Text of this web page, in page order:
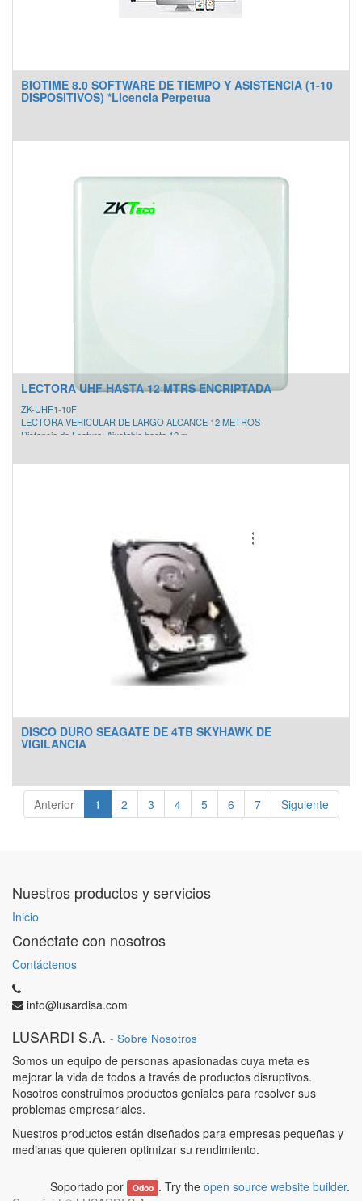
BIOTIME 8.0 SOFTWARE DE TIEMPO Y ASISTENCIA (1-10
DISPOSITIVOS) *Licencia Perpetua
LECTORA UHF HASTA 12 MTRS ENCRIPTADA
ZK-UHF1-10F
LECTORA VEHICULAR DE LARGO ALCANCE 12 METROS
Distancia de Lectura: Ajustable hasta 12 m
DISCO DURO SEAGATE DE 4TB SKYHAWK DE
VIGILANCIA
Anterior 1 2 3 4 5 6 7 Siguiente
Nuestros productos y servicios
Inicio
Conéctate con nosotros
Contáctenos
info@lusardisa.com
LUSARDI S.A. - Sobre Nosotros
Somos un equipo de personas apasionadas cuya meta es
mejorar la vida de todos a través de productos disruptivos.
Nosotros construimos productos geniales para resolver sus
problemas empresariales.
Nuestros productos están diseñados para empresas pequeñas y
medianas que quieren optimizar su rendimiento.
Soportado por Odoo . Try the open source website builder.